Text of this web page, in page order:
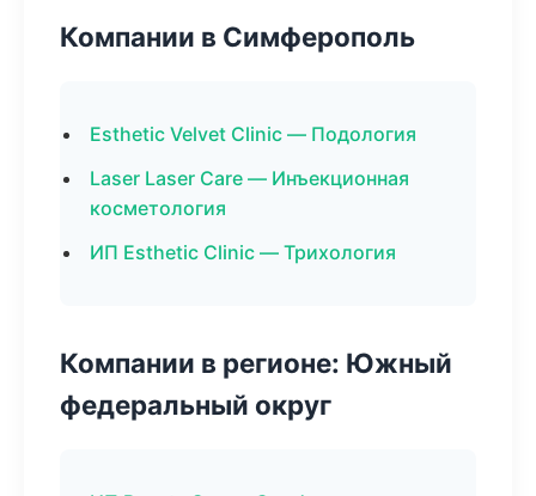
Компании в Симферополь
Esthetic Velvet Clinic — Подология
Laser Laser Care — Инъекционная
косметология
ИП Esthetic Clinic — Трихология
Компании в регионе: Южный
федеральный округ